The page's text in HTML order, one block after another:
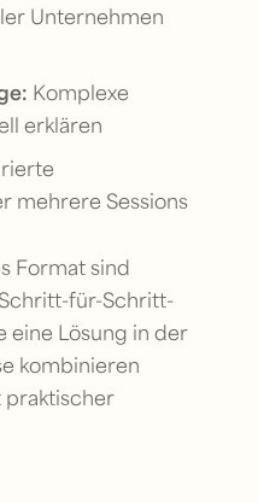
Unternehmen
Komplexe
erklären
mehrere Sessions
Format sind
für-Schritt-
eine Lösung in der
kombinieren